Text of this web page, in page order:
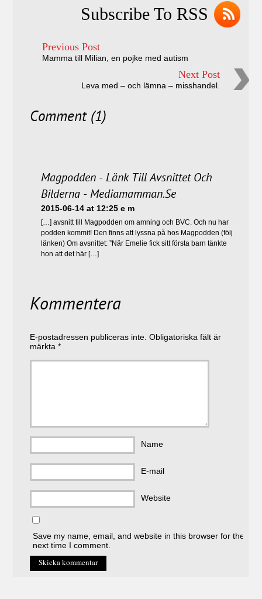
Subscribe To RSS
Previous Post
Mamma till Milian, en pojke med autism
Next Post
Leva med – och lämna – misshandel.
Comment (1)
Magpodden - Länk Till Avsnittet Och
Bilderna - Mediamamman.se
2015-06-14 at 12:25 e m
[…] avsnitt till Magpodden om amning och BVC. Och nu har
podden kommit! Den finns att lyssna på hos Magpodden (följ
länken) Om avsnittet: ”När Emelie fick sitt första barn tänkte
hon att det här […]
Kommentera
E-postadressen publiceras inte. Obligatoriska fält är
märkta*
Name
E-mail
Website
Save my name, email, and website in this browser for the
next time I comment.